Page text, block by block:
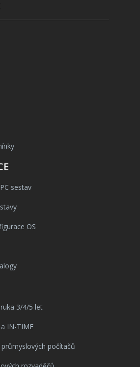
sestav
OS
3/4/5 let
IN-TIME
průmyslových počítačů